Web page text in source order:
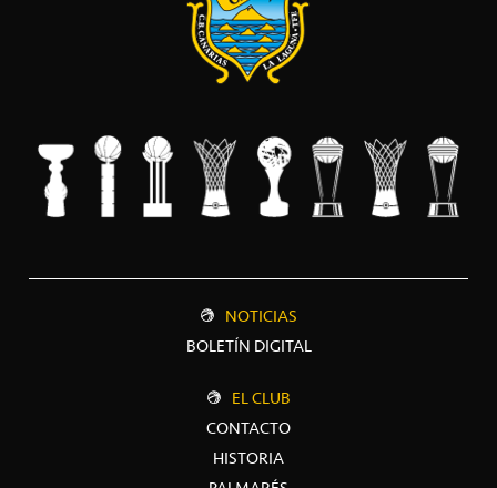
NOTICIAS
BOLETÍN DIGITAL
EL CLUB
CONTACTO
HISTORIA